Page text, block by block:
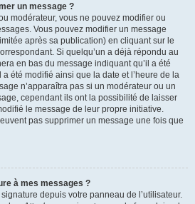
un message ?
modérateur, vous ne pouvez modifier ou
Vous pouvez modifier un message
après sa publication) en cliquant sur le
Si quelqu’un a déjà répondu au
en bas du message indiquant qu’il a été
été modifié ainsi que la date et l’heure de la
n’apparaîtra pas si un modérateur ou un
cependant ils ont la possibilité de laisser
le message de leur propre initiative.
pas supprimer un message une fois que
à mes messages ?
depuis votre panneau de l’utilisateur.